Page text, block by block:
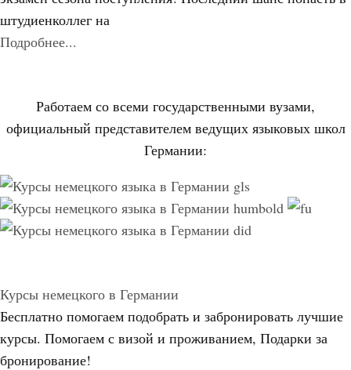
штудиенколлег на
Подробнее...
Работаем со всеми государственными вузами,
официальный представителем ведущих языковых школ
Германии:
Курсы немецкого в Германии
Бесплатно помогаем подобрать и забронировать лучшие
курсы. Помогаем с визой и проживанием, Подарки за
бронирование!